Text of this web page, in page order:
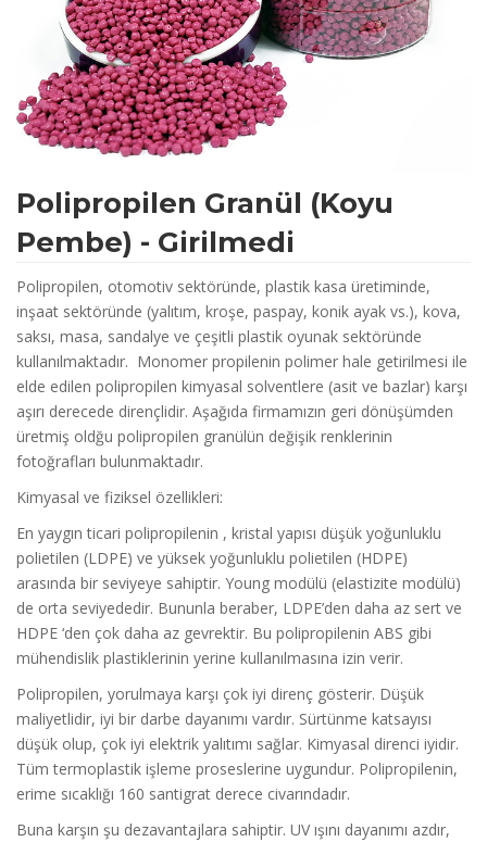
Polipropilen Granül (Koyu
Pembe) - Girilmedi
Polipropilen, otomotiv sektöründe, plastik kasa üretiminde,
inşaat sektöründe (yalıtım, kroşe, paspay, konik ayak vs.), kova,
saksı, masa, sandalye ve çeşitli plastik oyunak sektöründe
kullanılmaktadır. Monomer propilenin polimer hale getirilmesi ile
elde edilen polipropilen kimyasal solventlere (asit ve bazlar) karşı
aşırı derecede dirençlidir. Aşağıda firmamızın geri dönüşümden
üretmiş oldğu polipropilen granülün değişik renklerinin
fotoğrafları bulunmaktadır.
Kimyasal ve fiziksel özellikleri:
En yaygın ticari polipropilenin , kristal yapısı düşük yoğunluklu
polietilen (LDPE) ve yüksek yoğunluklu polietilen (HDPE)
arasında bir seviyeye sahiptir. Young modülü (elastizite modülü)
de orta seviyededir. Bununla beraber, LDPE’den daha az sert ve
HDPE ‘den çok daha az gevrektir. Bu polipropilenin ABS gibi
mühendislik plastiklerinin yerine kullanılmasına izin verir.
Polipropilen, yorulmaya karşı çok iyi direnç gösterir. Düşük
maliyetlidir, iyi bir darbe dayanımı vardır. Sürtünme katsayısı
düşük olup, çok iyi elektrik yalıtımı sağlar. Kimyasal direnci iyidir.
Tüm termoplastik işleme proseslerine uygundur. Polipropilenin,
erime sıcaklığı 160 santigrat derece civarındadır.
Buna karşın şu dezavantajlara sahiptir. UV ışını dayanımı azdır,